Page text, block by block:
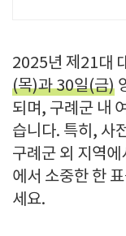
2025년 제21대
(목)과 30일(금)
되며, 구례군 내
습니다. 특히, 사
구례군 외 지역
에서 소중한 한
세요.